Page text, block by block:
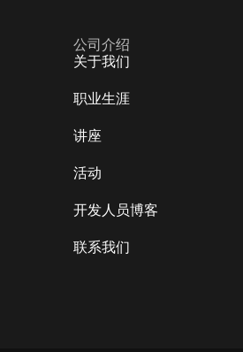
公司介绍
关于我们
职业生涯
讲座
活动
开发人员博客
联系我们